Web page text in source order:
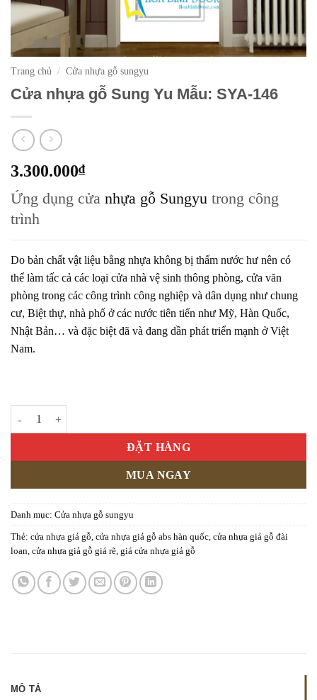
Trang chủ / Cửa nhựa gỗ sungyu
Cửa nhựa gỗ Sung Yu Mẫu: SYA-146
3.300.000₫
Ứng dụng cửa nhựa gỗ Sungyu trong công
trình
Do bản chất vật liệu bằng nhựa không bị thấm nước hư nên có
thể làm tấc cả các loại cửa nhà vệ sinh thông phòng, cửa văn
phòng trong các công trình công nghiệp và dân dụng như chung
cư, Biệt thự, nhà phố ở các nước tiên tiến như Mỹ, Hàn Quốc,
Nhật Bản… và đặc biệt đã và đang dần phát triển mạnh ở Việt
Nam.
ĐẶT HÀNG
MUA NGAY
Danh mục: Cửa nhựa gỗ sungyu
Thẻ: cửa nhựa giả gỗ, cửa nhựa giả gỗ abs hàn quốc, cửa nhựa giả gỗ đài
loan, cửa nhựa giả gỗ giá rẽ, giá cửa nhựa giả gỗ
MÔ TẢ